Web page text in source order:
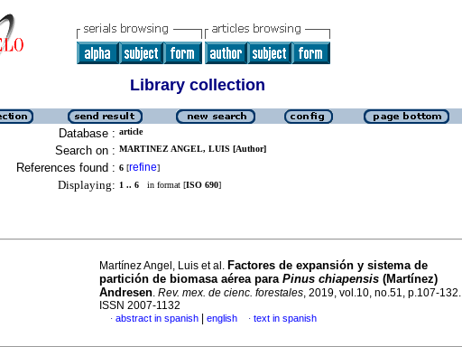
Library collection
Database : article
Search on : MARTINEZ ANGEL, LUIS [Author]
References found : 6 [refine]
Displaying: 1 .. 6 in format [ISO 690]
Martínez Angel, Luis et al. Factores de expansión y sistema de
partición de biomasa aérea para Pinus chiapensis (Martínez)
Andresen. Rev. mex. de cienc. forestales, 2019, vol.10, no.51, p.107-132.
ISSN 2007-1132
· abstract in spanish english · text in spanish